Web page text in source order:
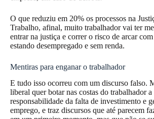
O que reduziu em 20% os processos na
Trabalho, afinal, muito trabalhador vai ter
entrar na justiça e correr o risco de arcar
estando desempregado e sem renda.
Mentiras para enganar o trabalhador
E tudo isso ocorreu com um discurso falso.
liberal quer botar nas costas do trabalhador
responsabilidade da falta de investimento e
emprego, e traz discursos que até parecem